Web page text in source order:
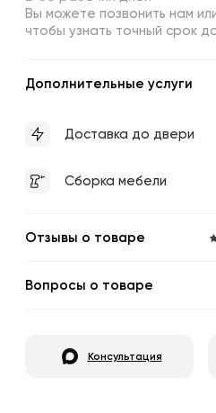
Вы можете позвонить нам
чтобы узнать точный срок
Дополнительные услуги
Доставка до двери
Сборка мебели
Отзывы о товаре
Вопросы о товаре
Консультация